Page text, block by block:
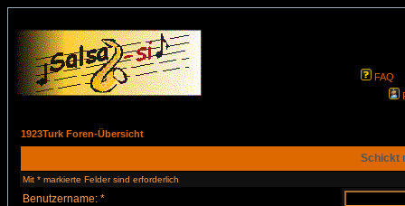
FAQ
1923Turk Foren-Übersicht
Schickt
Mit * markierte Felder sind erforderlich
Benutzername: *